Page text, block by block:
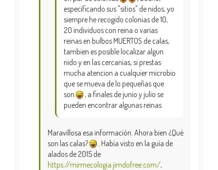
especificando sus "sitios" de nidos, yo
siempre he recogido colonias de 10,
20 individuos con reina o varias
reinas en bulbos MUERTOS de calas,
tambien es posible localizar algun
nido y en las cercanias, si prestas
mucha atencion a cualquier microbio
que se mueva de lo pequeñas que
son
, a finales de junio y julio se
pueden encontrar algunas reinas
Maravillosa esa información. Ahora bien ¿Qué
son las calas?
. Había visto en la guía de
alados de 2015 de
https://mirmecologia.jimdofree.com/,